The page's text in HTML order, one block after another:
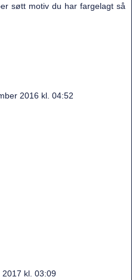
søtt motiv du har fargelagt så
2016 kl. 04:52
2017 kl. 03:09